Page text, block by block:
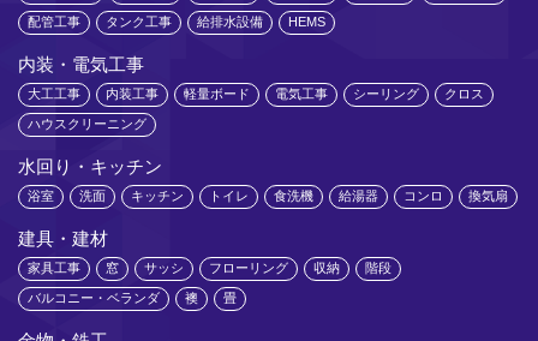
配管工事 タンク工事 給排水設備 HEMS
内装・電気工事
大工工事 内装工事 軽量ボード 電気工事 シーリング クロス
ハウスクリーニング
水回り・キッチン
浴室 洗面 キッチン トイレ 食洗機 給湯器 コンロ 換気扇
建具・建材
家具工事 窓 サッシ フローリング 収納 階段
バルコニー・ベランダ 襖 畳